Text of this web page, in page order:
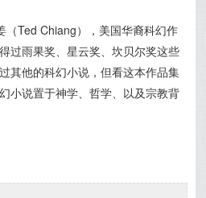
（Ted Chiang），美国华裔科幻作
过雨果奖、星云奖、坎贝尔奖这些
其他的科幻小说，但看这本作品集
小说置于神学、哲学、以及宗教背